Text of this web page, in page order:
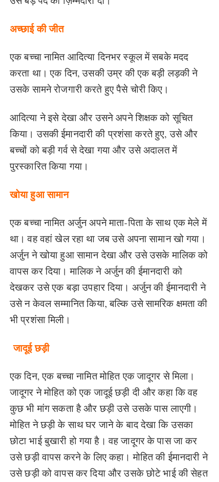
अच्छाई की जीत
एक बच्चा नामित आदित्या दिनभर स्कूल में सबके मदद
करता था। एक दिन, उसकी उम्र की एक बड़ी लड़की ने
उसके सामने रोजगारी करते हुए पैसे चोरी किए।
आदित्या ने इसे देखा और उसने अपने शिक्षक को सूचित
किया। उसकी ईमानदारी की प्रशंसा करते हुए, उसे और
बच्चों को बड़ी गर्व से देखा गया और उसे अदालत में
पुरस्कारित किया गया।
खोया हुआ सामान
एक बच्चा नामित अर्जुन अपने माता-पिता के साथ एक मेले में
था। वह वहां खेल रहा था जब उसे अपना सामान खो गया।
अर्जुन ने खोया हुआ सामान देखा और उसे उसके मालिक को
वापस कर दिया। मालिक ने अर्जुन की ईमानदारी को
देखकर उसे एक बड़ा उपहार दिया। अर्जुन की ईमानदारी ने
उसे न केवल सम्मानित किया, बल्कि उसे सामरिक क्षमता की
भी प्रशंसा मिली।
जादूई छड़ी
एक दिन, एक बच्चा नामित मोहित एक जादूगर से मिला।
जादूगर ने मोहित को एक जादूई छड़ी दी और कहा कि वह
कुछ भी मांग सकता है और छड़ी उसे उसके पास लाएगी।
मोहित ने छड़ी के साथ घर जाने के बाद देखा कि उसका
छोटा भाई बुखारी हो गया है। वह जादूगर के पास जा कर
उसे छड़ी वापस करने के लिए कहा। मोहित की ईमानदारी ने
उसे छड़ी को वापस कर दिया और उसके छोटे भाई की सेहत